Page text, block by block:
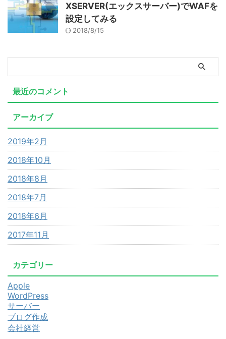
XSERVER(エックスサーバー)でWAFを
設定してみる
2018/8/15
最近のコメント
アーカイブ
2019年2月
2018年10月
2018年8月
2018年7月
2018年6月
2017年11月
カテゴリー
Apple
WordPress
サーバー
ブログ作成
会社経営